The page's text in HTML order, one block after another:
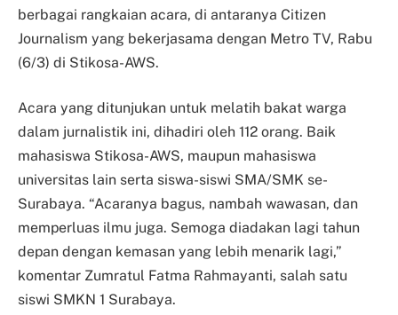
berbagai rangkaian acara, di antaranya Citizen
Journalism yang bekerjasama dengan Metro TV, Rabu
(6/3) di Stikosa-AWS.
Acara yang ditunjukan untuk melatih bakat warga
dalam jurnalistik ini, dihadiri oleh 112 orang. Baik
mahasiswa Stikosa-AWS, maupun mahasiswa
universitas lain serta siswa-siswi SMA/SMK se-
Surabaya. “Acaranya bagus, nambah wawasan, dan
memperluas ilmu juga. Semoga diadakan lagi tahun
depan dengan kemasan yang lebih menarik lagi,”
komentar Zumratul Fatma Rahmayanti, salah satu
siswi SMKN 1 Surabaya.